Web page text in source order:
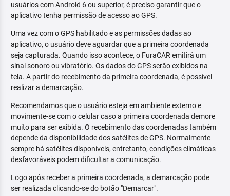
usuários com Android 6 ou superior, é preciso garantir que o
aplicativo tenha permissão de acesso ao GPS.
Uma vez com o GPS habilitado e as permissões dadas ao
aplicativo, o usuário deve aguardar que a primeira coordenada
seja capturada. Quando isso acontece, o FuraCAR emitirá um
sinal sonoro ou vibratório. Os dados do GPS serão exibidos na
tela. A partir do recebimento da primeira coordenada, é possível
realizar a demarcação.
Recomendamos que o usuário esteja em ambiente externo e
movimente-se com o celular caso a primeira coordenada demore
muito para ser exibida. O recebimento das coordenadas também
depende da disponibilidade dos satélites de GPS. Normalmente
sempre há satélites disponíveis, entretanto, condições climáticas
desfavoráveis podem dificultar a comunicação.
Logo após receber a primeira coordenada, a demarcação pode
ser realizada clicando-se do botão "Demarcar".